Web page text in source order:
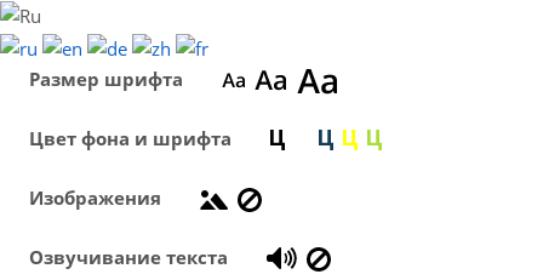
Размер шрифта
Цвет фона и шрифта
Изображения
Озвучивание текста